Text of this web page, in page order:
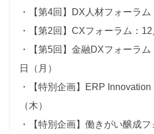
・【第4回】DX人材フォーラム
・【第2回】CXフォーラム：12
・【第5回】金融DXフォーラ
日（月）
・【特別企画】ERP
（木）
・【特別企画】働きがい醸成